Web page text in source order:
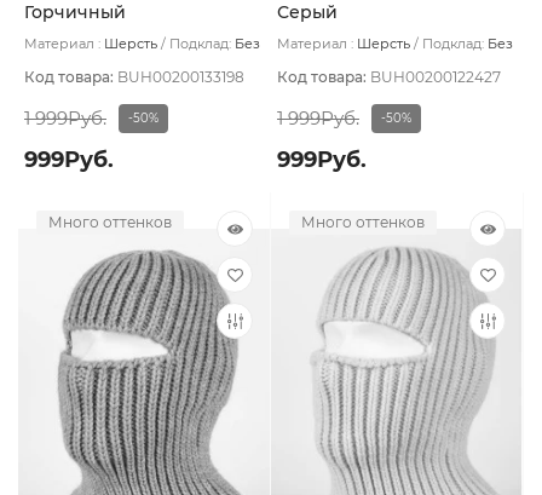
Горчичный
Материал : Шерсть Подклад: Без
Код товара: BUH00200133198
1 999Руб. -50%
999Руб.
Серый
Материал : Шерсть Подклад: Без
Код товара: BUH00200122427
1 999Руб. -50%
999Руб.
Много оттенков Много оттенков